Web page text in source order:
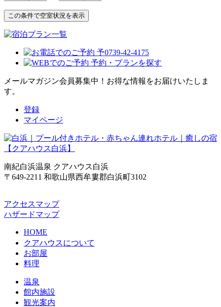
メールマガジン会員募集中！ お得な情報をお届けいたしま
す。
登録
マイページ
南紀白浜温泉 クアハウス白浜
〒649-2211 和歌山県西牟婁郡白浜町3102
アクセスマップ
ハザードマップ
HOME
クアハウスについて
お部屋
料理
温泉
館内施設
観光案内